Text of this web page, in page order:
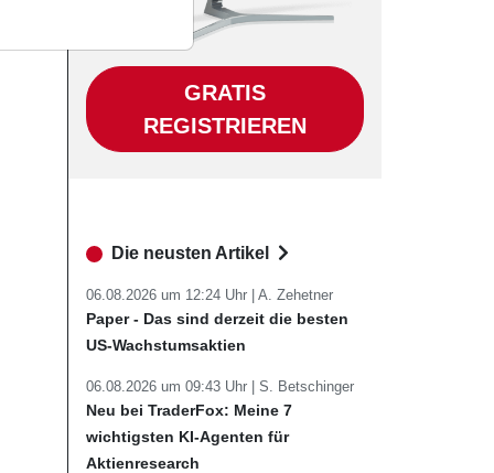
GRATIS
REGISTRIEREN
Die neusten Artikel
06.08.2026 um 12:24 Uhr | A. Zehetner
Paper - Das sind derzeit die besten
US-Wachstumsaktien
06.08.2026 um 09:43 Uhr | S. Betschinger
Neu bei TraderFox: Meine 7
wichtigsten KI-Agenten für
Aktienresearch